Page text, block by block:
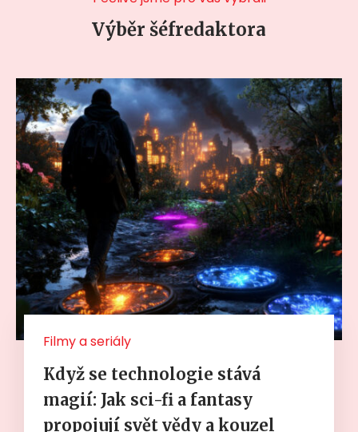
Výběr šéfredaktora
Filmy a seriály
Když se technologie stává
magií: Jak sci-fi a fantasy
propojují svět vědy a kouzel